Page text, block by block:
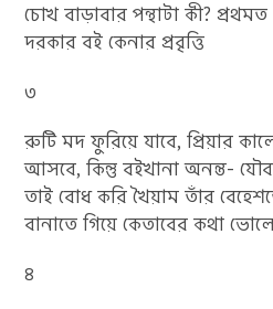
চোখ বাড়াবার পন্থাটা কী?
দরকার বই কেনার প্রবৃত্তি
৩
রুটি মদ ফুরিয়ে যাবে, প্রিয়ার
আসবে, কিন্তু বইখানা অনন্ত-
তাই বোধ করি খৈয়াম তাঁর
বানাতে গিয়ে কেতাবের কথা
৪